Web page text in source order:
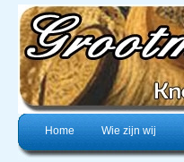
Home Wie zijn wij